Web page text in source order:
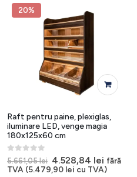
20%
Raft pentru paine, plexiglas,
iluminare LED, venge magia
180x125x60 cm
0 out of 5
5.661,05lei Prețul
inițial
4.528,84 leiPrețul
curent
fără
TVA (5.479,90 lei cu TVA)